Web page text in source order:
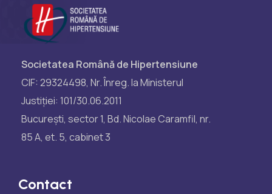
Societatea Română de Hipertensiune
CIF: 29324498, Nr. Înreg. la Ministerul
Justiției: 101/30.06.2011
București, sector 1, Bd. Nicolae Caramfil, nr.
85 A, et. 5, cabinet 3
Contact